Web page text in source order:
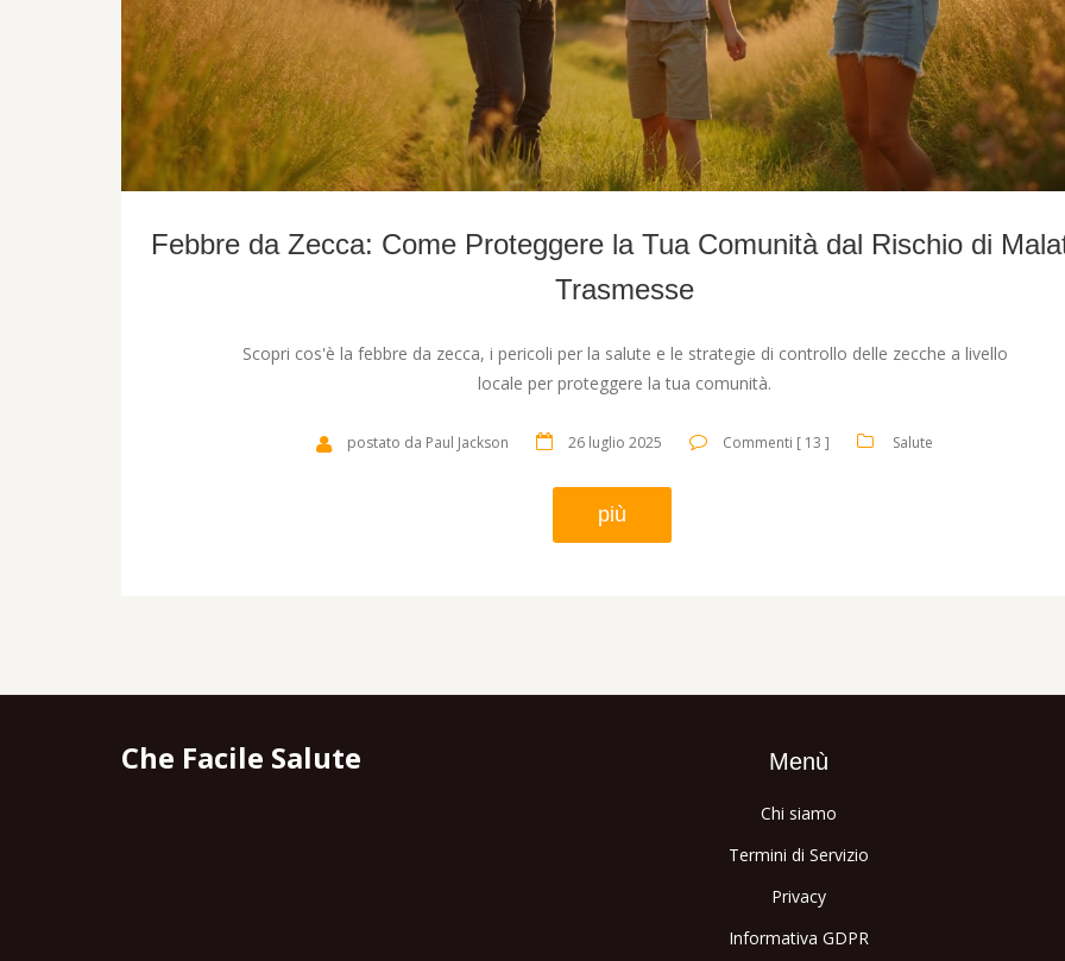
Febbre da Zecca: Come Proteggere la Tua Comunità dal Rischio di
Trasmesse
Scopri cos'è la febbre da zecca, i pericoli per la salute e le strategie di controllo delle zecche a livello
locale per proteggere la tua comunità.
postato da Paul Jackson 26 luglio 2025 Commenti [ 13 ] Salute
più
Che Facile Salute Menù
Chi siamo
Termini di Servizio
Privacy
Informativa GDPR